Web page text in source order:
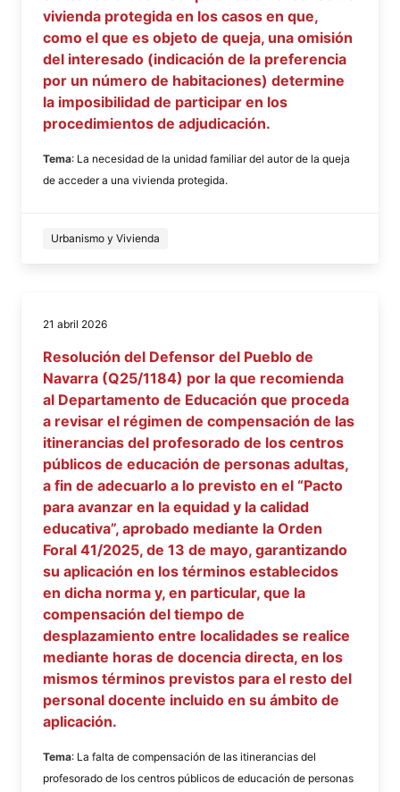
vivienda protegida en los casos en que,
como el que es objeto de queja, una omisión
del interesado (indicación de la preferencia
por un número de habitaciones) determine
la imposibilidad de participar en los
procedimientos de adjudicación.
Tema: La necesidad de la unidad familiar del autor de la queja
de acceder a una vivienda protegida.
Urbanismo y Vivienda
21 abril 2026
Resolución del Defensor del Pueblo de
Navarra (Q25/1184) por la que recomienda
al Departamento de Educación que proceda
a revisar el régimen de compensación de las
itinerancias del profesorado de los centros
públicos de educación de personas adultas,
a fin de adecuarlo a lo previsto en el “Pacto
para avanzar en la equidad y la calidad
educativa”, aprobado mediante la Orden
Foral 41/2025, de 13 de mayo, garantizando
su aplicación en los términos establecidos
en dicha norma y, en particular, que la
compensación del tiempo de
desplazamiento entre localidades se realice
mediante horas de docencia directa, en los
mismos términos previstos para el resto del
personal docente incluido en su ámbito de
aplicación.
Tema: La falta de compensación de las itinerancias del
profesorado de los centros públicos de educación de personas